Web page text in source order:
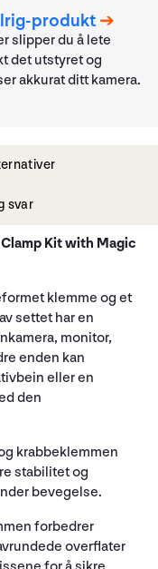
produkt
slipper du å lete
det utstyret og
akkurat ditt kamera.
svar
Kit with Magic
klemme og et
settet har en
monitor,
enden kan
eller en
den
krabbeklemmen
stabilitet og
bevegelse.
forbedrer
overflater